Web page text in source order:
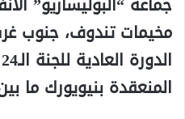
مخيمات تندوف، جنوب
المنعقدة بنيويورك ما بين 11 و21 يونيو